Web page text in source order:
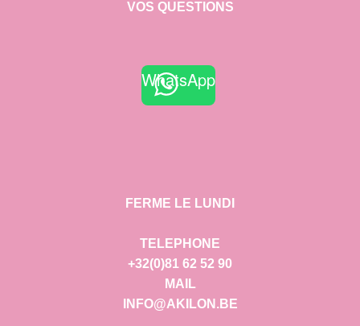
VOS QUESTIONS
WhatsApp
FERME LE LUNDI
TELEPHONE
+32(0)81 62 52 90
MAIL
INFO@AKILON.BE